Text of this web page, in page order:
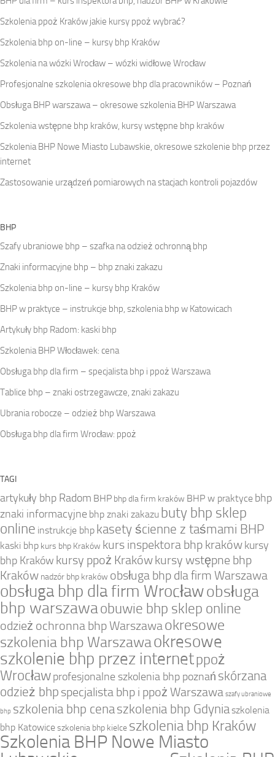
Szkolenia ppoż Kraków jakie kursy ppoż wybrać?
Szkolenia bhp on-line – kursy bhp Kraków
Szkolenia na wózki Wrocław – wózki widłowe Wrocław
Profesjonalne szkolenia okresowe bhp dla pracowników – Poznań
Obsługa BHP warszawa – okresowe szkolenia BHP Warszawa
Szkolenia wstępne bhp kraków, kursy wstępne bhp kraków
Szkolenia BHP Nowe Miasto Lubawskie, okresowe szkolenie bhp przez
internet
Zastosowanie urządzeń pomiarowych na stacjach kontroli pojazdów
BHP
Szafy ubraniowe bhp – szafka na odzież ochronną bhp
Znaki informacyjne bhp – bhp znaki zakazu
Szkolenia bhp on-line – kursy bhp Kraków
BHP w praktyce – instrukcje bhp, szkolenia bhp w Katowicach
Artykuły bhp Radom: kaski bhp
Szkolenia BHP Włocławek: cena
Obsługa bhp dla firm – specjalista bhp i ppoż Warszawa
Tablice bhp – znaki ostrzegawcze, znaki zakazu
Ubrania robocze – odzież bhp Warszawa
Obsługa bhp dla firm Wrocław: ppoż
TAGI
artykuły bhp Radom BHP bhp dla firm kraków BHP w praktyce bhp
znaki informacyjne bhp znaki zakazu buty bhp sklep
online instrukcje bhp kasety ścienne z taśmami BHP
kaski bhp kurs bhp Kraków kurs inspektora bhp krakówkursy
bhp Kraków kursy ppoż Krakówkursy wstępne bhp
Kraków nadzór bhp kraków obsługa bhp dla firm Warszawa
obsługa bhp dla firm Wrocławobsługa
bhp warszawaobuwie bhp sklep online
odzież ochronna bhp Warszawaokresowe
szkolenia bhp Warszawaokresowe
szkolenie bhp przez internetppoż
Wrocławprofesjonalne szkolenia bhp poznań skórzana
odzież bhp specjalista bhp i ppoż Warszawa szafy ubraniowe
bhp szkolenia bhp cenaszkolenia bhp Gdyniaszkolenia
bhp Katowiceszkolenia bhp kielce szkolenia bhp Kraków
Szkolenia BHP Nowe Miasto